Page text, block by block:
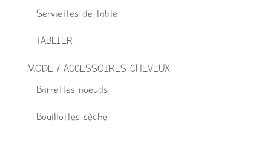
Serviettes de table
TABLIER
MODE / ACCESSOIRES CHEVEUX
Barrettes noeuds
Bouillottes sèche